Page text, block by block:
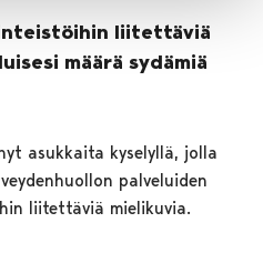
liitettäviä
määrä sydämiä
asukkaita kyselyllä, jolla
palveluiden
liitettäviä mielikuvia.